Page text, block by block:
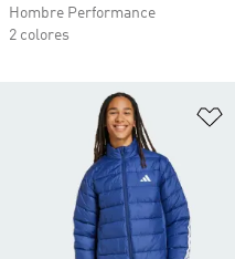
Hombre Performance
2 colores